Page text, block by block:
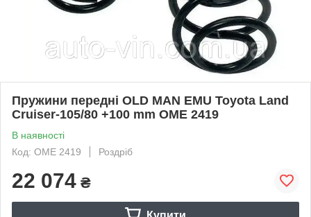
Пружини передні OLD MAN EMU Toyota Land
Cruiser-105/80 +100 mm OME 2419
В наявності
Код: OME 2419
Роздріб
22 074 ₴